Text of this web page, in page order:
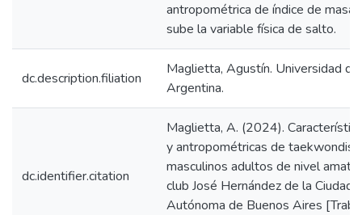
antropométrica de índice de masa
sube la variable física de salto.
dc.description.filiation
Maglietta, Agustín. Universidad
Argentina.
dc.identifier.citation
Maglietta, A. (2024).
y antropométricas de
masculinos adultos de nivel
club José Hernández de la Ciudad
Autónoma de Buenos Aires